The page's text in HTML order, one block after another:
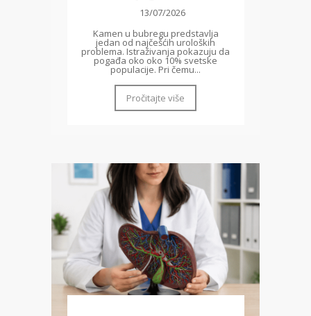
13/07/2026
Kamen u bubregu predstavlja
jedan od najčešćih uroloških
problema. Istraživanja pokazuju da
pogađa oko oko 10% svetske
populacije. Pri čemu...
Pročitajte više